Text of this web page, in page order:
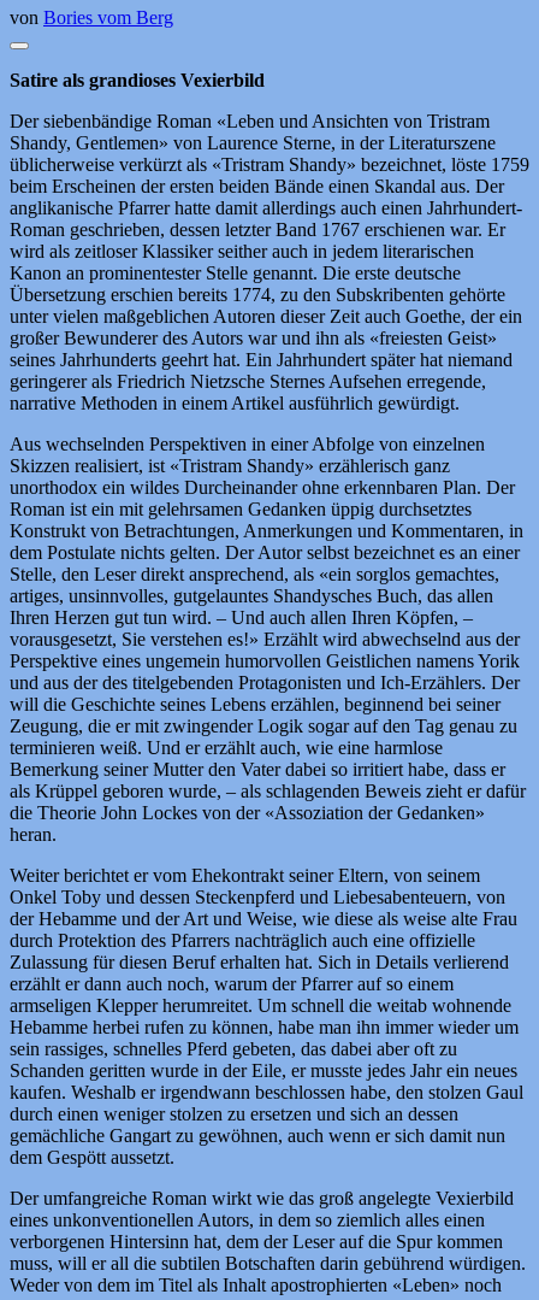
von Bories vom Berg
Satire als grandioses Vexierbild
Der siebenbändige Roman «Leben und Ansichten von Tristram
Shandy, Gentlemen» von Laurence Sterne, in der Literaturszene
üblicherweise verkürzt als «Tristram Shandy» bezeichnet, löste 1759
beim Erscheinen der ersten beiden Bände einen Skandal aus. Der
anglikanische Pfarrer hatte damit allerdings auch einen Jahrhundert-
Roman geschrieben, dessen letzter Band 1767 erschienen war. Er
wird als zeitloser Klassiker seither auch in jedem literarischen
Kanon an prominentester Stelle genannt. Die erste deutsche
Übersetzung erschien bereits 1774, zu den Subskribenten gehörte
unter vielen maßgeblichen Autoren dieser Zeit auch Goethe, der ein
großer Bewunderer des Autors war und ihn als «freiesten Geist»
seines Jahrhunderts geehrt hat. Ein Jahrhundert später hat niemand
geringerer als Friedrich Nietzsche Sternes Aufsehen erregende,
narrative Methoden in einem Artikel ausführlich gewürdigt.
Aus wechselnden Perspektiven in einer Abfolge von einzelnen
Skizzen realisiert, ist «Tristram Shandy» erzählerisch ganz
unorthodox ein wildes Durcheinander ohne erkennbaren Plan. Der
Roman ist ein mit gelehrsamen Gedanken üppig durchsetztes
Konstrukt von Betrachtungen, Anmerkungen und Kommentaren, in
dem Postulate nichts gelten. Der Autor selbst bezeichnet es an einer
Stelle, den Leser direkt ansprechend, als «ein sorglos gemachtes,
artiges, unsinnvolles, gutgelauntes Shandysches Buch, das allen
Ihren Herzen gut tun wird. – Und auch allen Ihren Köpfen, –
vorausgesetzt, Sie verstehen es!» Erzählt wird abwechselnd aus der
Perspektive eines ungemein humorvollen Geistlichen namens Yorik
und aus der des titelgebenden Protagonisten und Ich-Erzählers. Der
will die Geschichte seines Lebens erzählen, beginnend bei seiner
Zeugung, die er mit zwingender Logik sogar auf den Tag genau zu
terminieren weiß. Und er erzählt auch, wie eine harmlose
Bemerkung seiner Mutter den Vater dabei so irritiert habe, dass er
als Krüppel geboren wurde, – als schlagenden Beweis zieht er dafür
die Theorie John Lockes von der «Assoziation der Gedanken»
heran.
Weiter berichtet er vom Ehekontrakt seiner Eltern, von seinem
Onkel Toby und dessen Steckenpferd und Liebesabenteuern, von
der Hebamme und der Art und Weise, wie diese als weise alte Frau
durch Protektion des Pfarrers nachträglich auch eine offizielle
Zulassung für diesen Beruf erhalten hat. Sich in Details verlierend
erzählt er dann auch noch, warum der Pfarrer auf so einem
armseligen Klepper herumreitet. Um schnell die weitab wohnende
Hebamme herbei rufen zu können, habe man ihn immer wieder um
sein rassiges, schnelles Pferd gebeten, das dabei aber oft zu
Schanden geritten wurde in der Eile, er musste jedes Jahr ein neues
kaufen. Weshalb er irgendwann beschlossen habe, den stolzen Gaul
durch einen weniger stolzen zu ersetzen und sich an dessen
gemächliche Gangart zu gewöhnen, auch wenn er sich damit nun
dem Gespött aussetzt.
Der umfangreiche Roman wirkt wie das groß angelegte Vexierbild
eines unkonventionellen Autors, in dem so ziemlich alles einen
verborgenen Hintersinn hat, dem der Leser auf die Spur kommen
muss, will er all die subtilen Botschaften darin gebührend würdigen.
Weder von dem im Titel als Inhalt apostrophierten «Leben» noch